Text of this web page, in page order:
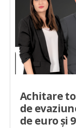
Achitare
de
de euro și